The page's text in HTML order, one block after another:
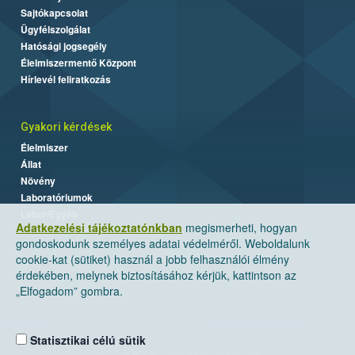
Adatkezelési tájékoztatónkban megismerheti, hogyan
gondoskodunk személyes adatai védelméről. Weboldalunk
cookie-kat (sütiket) használ a jobb felhasználói élmény
érdekében, melynek biztosításához kérjük, kattintson az
„Elfogadom” gombra.
Statisztikai célú sütik
Sajtókapcsolat
Ügyfélszolgálat
Hatósági jogsegély
Élelmiszermentő Központ
Hírlevél feliratkozás
Gyakori kérdések
Élelmiszer
Állat
Növény
Laboratóriumok